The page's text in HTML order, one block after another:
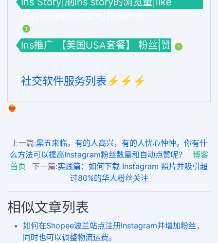
1
Ins推广 【美国USA套餐】 粉丝|赞 1
社交软件服务列表⚡️⚡️⚡️
❤️‍🔥
上一篇:黑五来临，有的人高兴，有的人忧心忡忡。你有什
么方法可以提高Instagram粉丝数量和自动点赞呢？
博客
首页
下一篇:实践篇：如何下载 Instagram 照片并吸引超
过80%的华人粉丝关注
相似文章列表
如何在Shopee波兰站点注册Instagram并增加粉丝，
同时也可以调整物流运费。